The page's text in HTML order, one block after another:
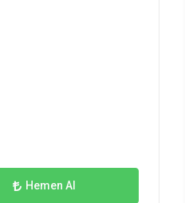
Hemen Al